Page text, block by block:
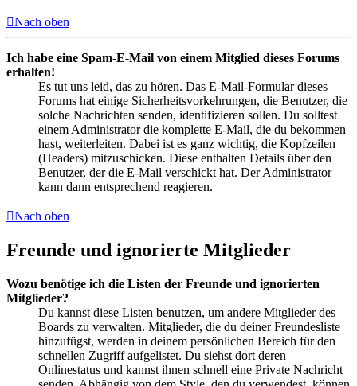
Nach oben
Ich habe eine Spam-E-Mail von einem Mitglied dieses Forums
erhalten!
Es tut uns leid, das zu hören. Das E-Mail-Formular dieses
Forums hat einige Sicherheitsvorkehrungen, die Benutzer, die
solche Nachrichten senden, identifizieren sollen. Du solltest
einem Administrator die komplette E-Mail, die du bekommen
hast, weiterleiten. Dabei ist es ganz wichtig, die Kopfzeilen
(Headers) mitzuschicken. Diese enthalten Details über den
Benutzer, der die E-Mail verschickt hat. Der Administrator
kann dann entsprechend reagieren.
Nach oben
Freunde und ignorierte Mitglieder
Wozu benötige ich die Listen der Freunde und ignorierten
Mitglieder?
Du kannst diese Listen benutzen, um andere Mitglieder des
Boards zu verwalten. Mitglieder, die du deiner Freundesliste
hinzufügst, werden in deinem persönlichen Bereich für den
schnellen Zugriff aufgelistet. Du siehst dort deren
Onlinestatus und kannst ihnen schnell eine Private Nachricht